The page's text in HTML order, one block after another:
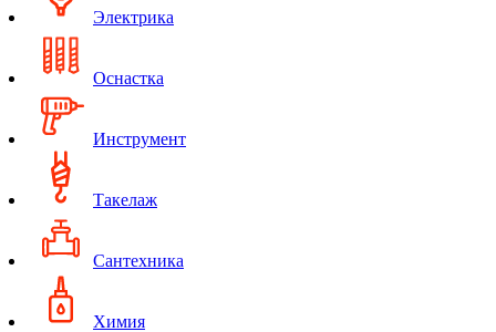
Электрика
Оснастка
Инструмент
Такелаж
Сантехника
Химия